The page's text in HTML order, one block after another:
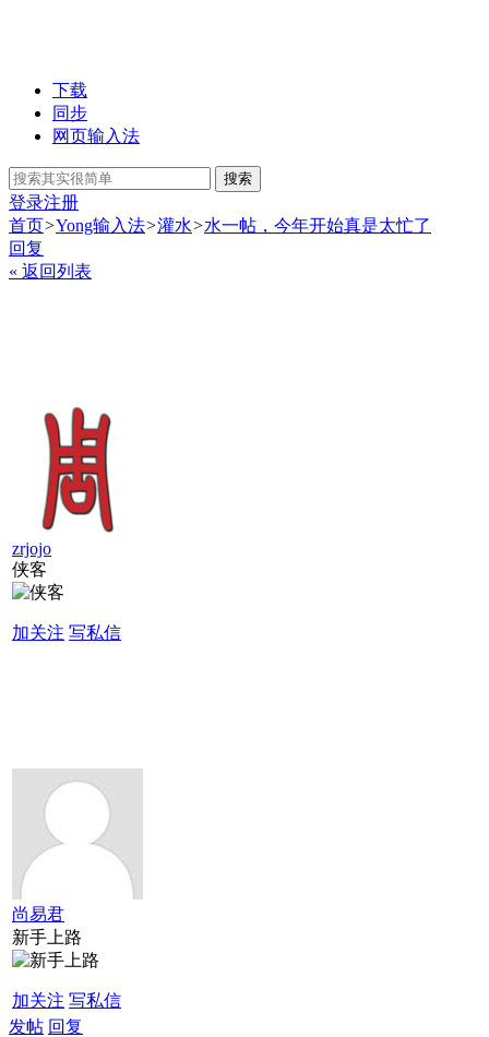
下载
同步
网页输入法
搜索
登录注册
首页>Yong输入法>灌水>水一帖，今年开始真是太忙了
回复
« 返回列表
zrjojo
侠客
加关注 写私信
尚易君
新手上路
加关注 写私信
发帖 回复